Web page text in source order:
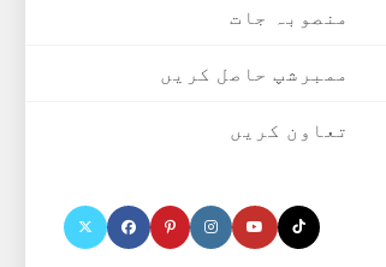
منصوبہ جات
ممبرشپ حاصل کریں
تعاون کریں